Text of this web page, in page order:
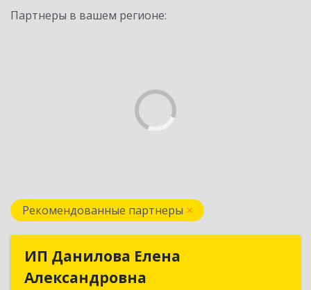
Партнеры в вашем регионе:
Рекомендованные партнеры
ИП Данилова Елена
Александровна
ИП Данилова Елена